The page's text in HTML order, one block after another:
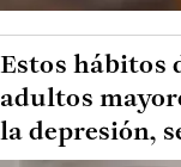
Estos hábitos
adultos
la depresión,